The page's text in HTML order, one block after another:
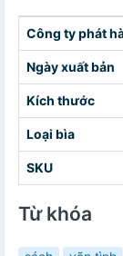
Công ty phát
Ngày xuất bản
Kích thước
Loại bìa
SKU
Từ khóa